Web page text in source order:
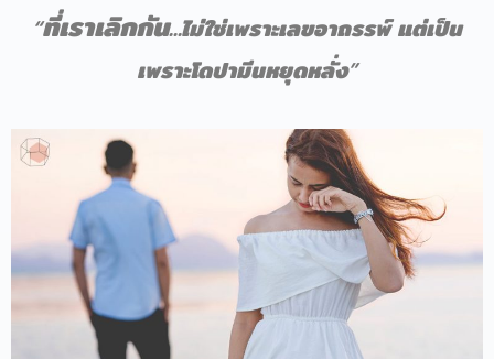
“ที่เราเลิกกัน…ไม่ใช่เพราะเลขอาถรรพ์ แต่เป็น
เพราะโดปามีนหยุดหลั่ง”